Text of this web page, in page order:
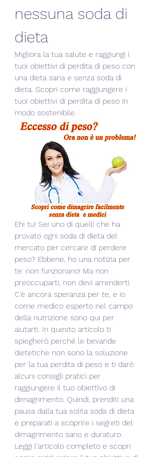
nessuna soda di
dieta
Migliora la tua salute e raggiungi i
tuoi obiettivi di perdita di peso con
una dieta sana e senza soda di
dieta. Scopri come raggiungere i
tuoi obiettivi di perdita di peso in
modo sostenibile.
Ehi tu! Sei uno di quelli che ha
provato ogni soda di dieta del
mercato per cercare di perdere
peso? Ebbene, ho una notizia per
te: non funzionano! Ma non
preoccuparti, non devi arrenderti.
C'è ancora speranza per te, e io
come medico esperto nel campo
della nutrizione sono qui per
aiutarti. In questo articolo ti
spiegherò perché le bevande
dietetiche non sono la soluzione
per la tua perdita di peso e ti darò
alcuni consigli pratici per
raggiungere il tuo obiettivo di
dimagrimento. Quindi, prenditi una
pausa dalla tua solita soda di dieta
e preparati a scoprire i segreti del
dimagrimento sano e duraturo.
Leggi l'articolo completo e scopri